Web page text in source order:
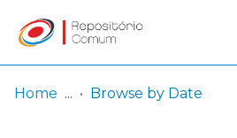
Log
In
(current)
Home Browse by Date